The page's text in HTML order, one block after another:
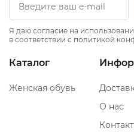
Я даю согласие на
в соответствии с политикой
Каталог
Женская обувь
О нас